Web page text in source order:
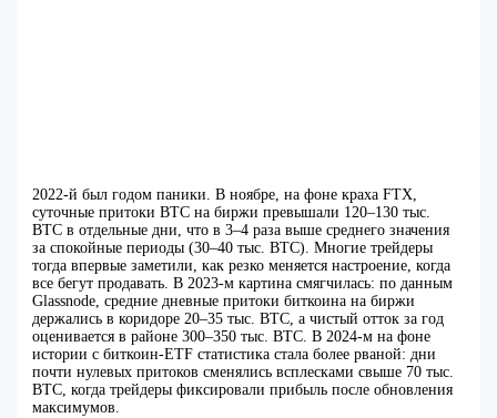
2022‑й был годом паники. В ноябре, на фоне краха FTX,
суточные притоки BTC на биржи превышали 120–130 тыс.
BTC в отдельные дни, что в 3–4 раза выше среднего значения
за спокойные периоды (30–40 тыс. BTC). Многие трейдеры
тогда впервые заметили, как резко меняется настроение, когда
все бегут продавать. В 2023‑м картина смягчилась: по данным
Glassnode, средние дневные притоки биткоина на биржи
держались в коридоре 20–35 тыс. BTC, а чистый отток за год
оценивается в районе 300–350 тыс. BTC. В 2024‑м на фоне
истории с биткоин‑ETF статистика стала более рваной: дни
почти нулевых притоков сменялись всплесками свыше 70 тыс.
BTC, когда трейдеры фиксировали прибыль после обновления
максимумов.